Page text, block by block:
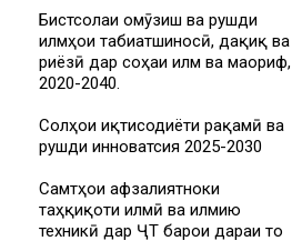
Бистсолаи омӯзиш ва рушди
илмҳои табиатшиносӣ, дақиқ ва
риёзӣ дар соҳаи илм ва маориф,
2020-2040.
Солҳои иқтисодиёти рақамӣ ва
рушди инноватсия 2025-2030
Самтҳои афзалиятноки
таҳқиқоти илмӣ ва илмию
техникӣ дар ҶТ барои дараи то